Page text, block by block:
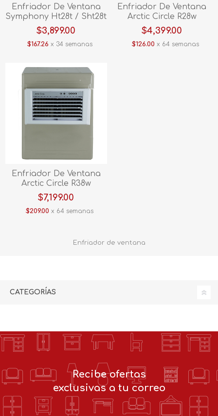
Enfriador De Ventana
Symphony Ht28t / Sht28t
$3,899.00
$167.26 x 34 semanas
Enfriador De Ventana
Arctic Circle R28w
$4,399.00
$126.00 x 64 semanas
Enfriador De Ventana
Arctic Circle R38w
$7,199.00
$209.00 x 64 semanas
Enfriador de ventana
CATEGORÍAS
Recibe ofertas
exclusivas a tu correo